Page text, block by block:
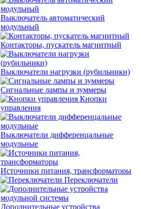
Выключатель автоматический
модульный
Контакторы, пускатель магнитный
Выключатели нагрузки (рубильники)
Сигнальные лампы и зуммеры
Кнопки
управления
Выключатели дифференцальные
модульные
Источники питания, трансформаторы
Переключатели
Дополнительные устройства